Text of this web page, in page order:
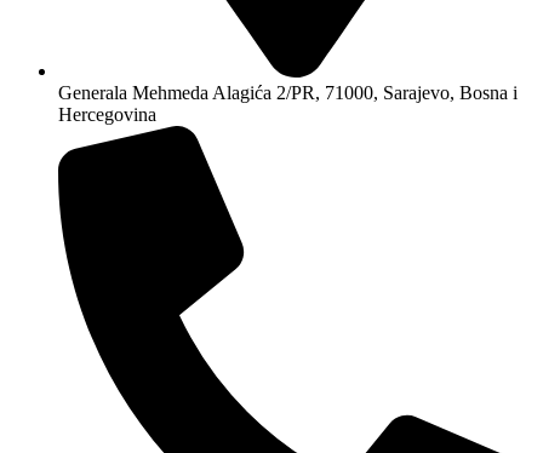
Generala Mehmeda Alagića 2/PR, 71000, Sarajevo, Bosna i
Hercegovina